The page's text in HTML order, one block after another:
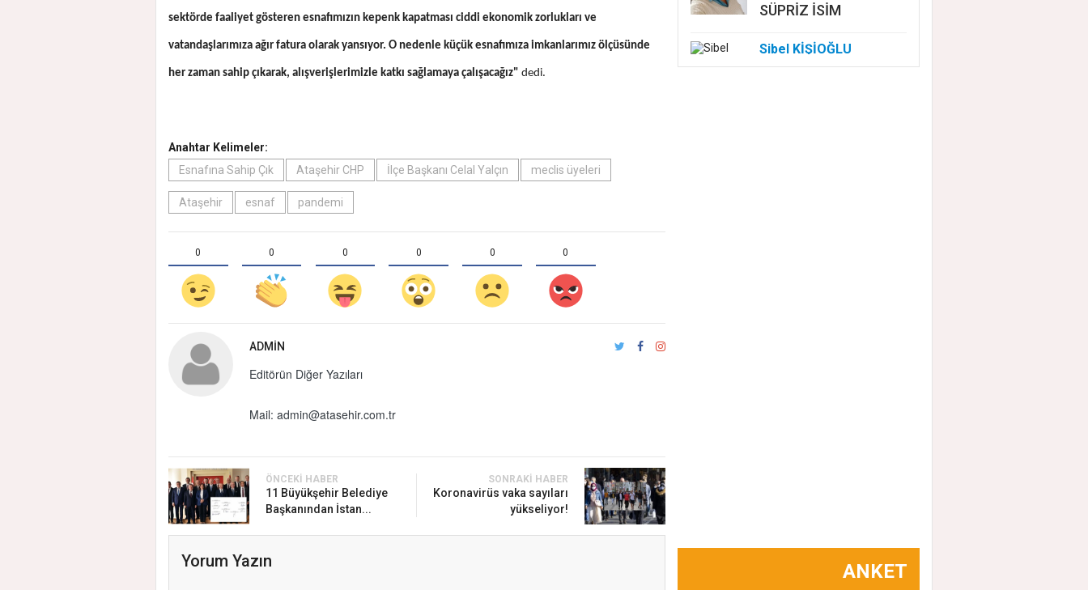
sektörde faaliyet gösteren esnafımızın kepenk kapatması ciddi ekonomik zorlukları ve
vatandaşlarımıza ağır fatura olarak yansıyor. O nedenle küçük esnafımıza imkanlarımız ölçüsünde
her zaman sahip çıkarak, alışverişlerimizle katkı sağlamaya çalışacağız" dedi.
Anahtar Kelimeler:
Esnafına Sahip Çık
Ataşehir CHP İlçe Başkanı Celal Yalçın meclis üyeleri
Ataşehir esnaf pandemi
0 0 0 0 0 0
ADMIN
Editörün Diğer Yazıları
Mail: admin@atasehir.com.tr
ÖNCEKI HABER
11 Büyükşehir Belediye
Başkanından İstan...
SONRAKI HABER
Koronavirüs vaka sayıları
yükseliyor!
Yorum Yazın
SÜPRİZ İSİM
Sibel KİŞİOĞLU
EUROVISION'DA
ANKET